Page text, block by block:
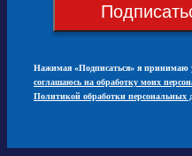
Нажимая «Подписаться» я принимаю
соглашаюсь на обработку моих
Политикой обработки